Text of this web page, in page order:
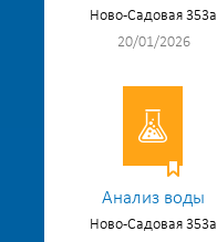
Ново-Садовая 353а
20/01/2026
Анализ воды
Ново-Садовая 353а